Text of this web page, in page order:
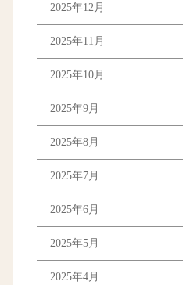
2025年12月
2025年11月
2025年10月
2025年9月
2025年8月
2025年7月
2025年6月
2025年5月
2025年4月